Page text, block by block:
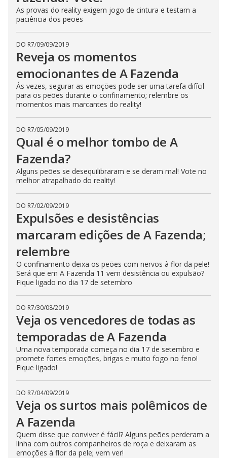
As provas do reality exigem jogo de cintura e testam a
paciência dos peões
DO R7/09/09/2019
Reveja os momentos
emocionantes de A Fazenda
Ás vezes, segurar as emoções pode ser uma tarefa difícil
para os peões durante o confinamento; relembre os
momentos mais marcantes do reality!
DO R7/05/09/2019
Qual é o melhor tombo de A
Fazenda?
Alguns peões se desequilibraram e se deram mal! Vote no
melhor atrapalhado do reality!
DO R7/02/09/2019
Expulsões e desistências
marcaram edições de A Fazenda;
relembre
O confinamento deixa os peões com nervos à flor da pele!
Será que em A Fazenda 11 vem desistência ou expulsão?
Fique ligado no dia 17 de setembro
DO R7/30/08/2019
Veja os vencedores de todas as
temporadas de A Fazenda
Uma nova temporada começa no dia 17 de setembro e
promete fortes emoções, brigas e muito fogo no feno!
Fique ligado!
DO R7/04/09/2019
Veja os surtos mais polêmicos de
A Fazenda
Quem disse que conviver é fácil? Alguns peões perderam a
linha com outros companheiros de roça e deixaram as
emoções à flor da pele; vem ver!